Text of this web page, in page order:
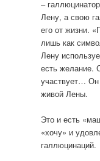
–
Лену, а свою
его от жизни.
лишь как
Лену
есть желание.
участвует… Он
живой Лены.
Это и есть
«хочу» и
галлюцинаций.